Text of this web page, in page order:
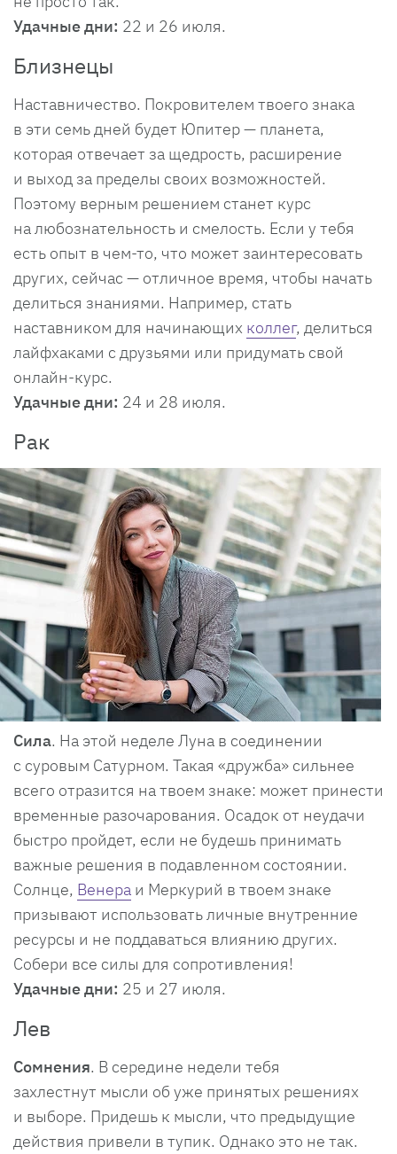
Удачные дни: 22 и 26 июля.
Близнецы
Наставничество. Покровителем твоего знака
в эти семь дней будет Юпитер — планета,
которая отвечает за щедрость, расширение
и выход за пределы своих возможностей.
Поэтому верным решением станет курс
на любознательность и смелость. Если у тебя
есть опыт в чем-то, что может заинтересовать
других, сейчас — отличное время, чтобы начать
делиться знаниями. Например, стать
наставником для начинающих коллег, делиться
лайфхаками с друзьями или придумать свой
онлайн-курс.
Удачные дни: 24 и 28 июля.
Рак
Сила. На этой неделе Луна в соединении
с суровым Сатурном. Такая «дружба» сильнее
всего отразится на твоем знаке: может принести
временные разочарования. Осадок от неудачи
быстро пройдет, если не будешь принимать
важные решения в подавленном состоянии.
Солнце, Венера и Меркурий в твоем знаке
призывают использовать личные внутренние
ресурсы и не поддаваться влиянию других.
Собери все силы для сопротивления!
Удачные дни: 25 и 27 июля.
Лев
Сомнения. В середине недели тебя
захлестнут мысли об уже принятых решениях
и выборе. Придешь к мысли, что предыдущие
действия привели в тупик. Однако это не так.